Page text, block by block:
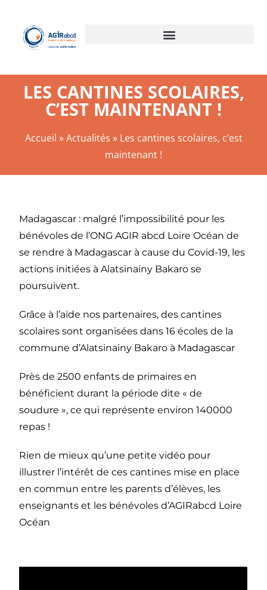
LES CANTINES SCOLAIRES,
C’EST MAINTENANT !
Accueil »Actualités » Les cantines scolaires, c’est
maintenant !
Madagascar : malgré l’impossibilité pour les
bénévoles de l’ONG AGIR abcd Loire Océan de
se rendre à Madagascar à cause du Covid-19, les
actions initiées à Alatsinainy Bakaro se
poursuivent.
Grâce à l’aide nos partenaires, des cantines
scolaires sont organisées dans 16 écoles de la
commune d’Alatsinainy Bakaro à Madagascar
Près de 2500 enfants de primaires en
bénéficient durant la période dite « de
soudure », ce qui représente environ 140000
repas !
Rien de mieux qu’une petite vidéo pour
illustrer l’intérêt de ces cantines mise en place
en commun entre les parents d’élèves, les
enseignants et les bénévoles d’AGIRabcd Loire
Océan